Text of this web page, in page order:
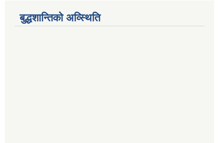
बुद्धशान्तिको अव्स्थिति